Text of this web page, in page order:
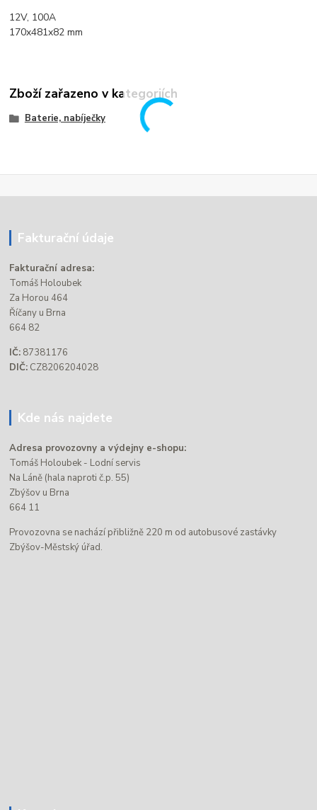
12V, 100A
170x481x82 mm
Zboží zařazeno v kategoriích
Baterie, nabíječky
Fakturační údaje
Fakturační adresa:
Tomáš Holoubek
Za Horou 464
Říčany u Brna
664 82
IČ: 87381176
DIČ: CZ8206204028
Kde nás najdete
Adresa provozovny a výdejny e-shopu:
Tomáš Holoubek - Lodní servis
Na Láně (hala naproti č.p. 55)
Zbýšov u Brna
664 11
Provozovna se nachází přibližně 220 m od autobusové zastávky
Zbýšov-Městský úřad.